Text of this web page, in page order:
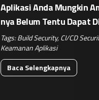
Aplikasi Anda Mungkin
nya Belum Tentu Dapat
Tags:Build Security,CI/CD
Keamanan Aplikasi
Baca Selengkapnya